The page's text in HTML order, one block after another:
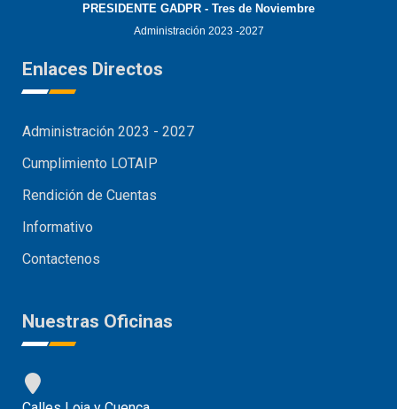
PRESIDENTE GADPR - Tres de Noviembre
Administración 2023 -2027
Enlaces Directos
Administración 2023 - 2027
Cumplimiento LOTAIP
Rendición de Cuentas
Informativo
Contactenos
Nuestras Oficinas